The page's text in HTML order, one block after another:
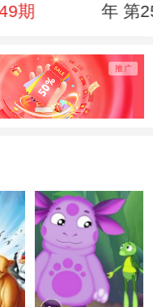
期
年 第